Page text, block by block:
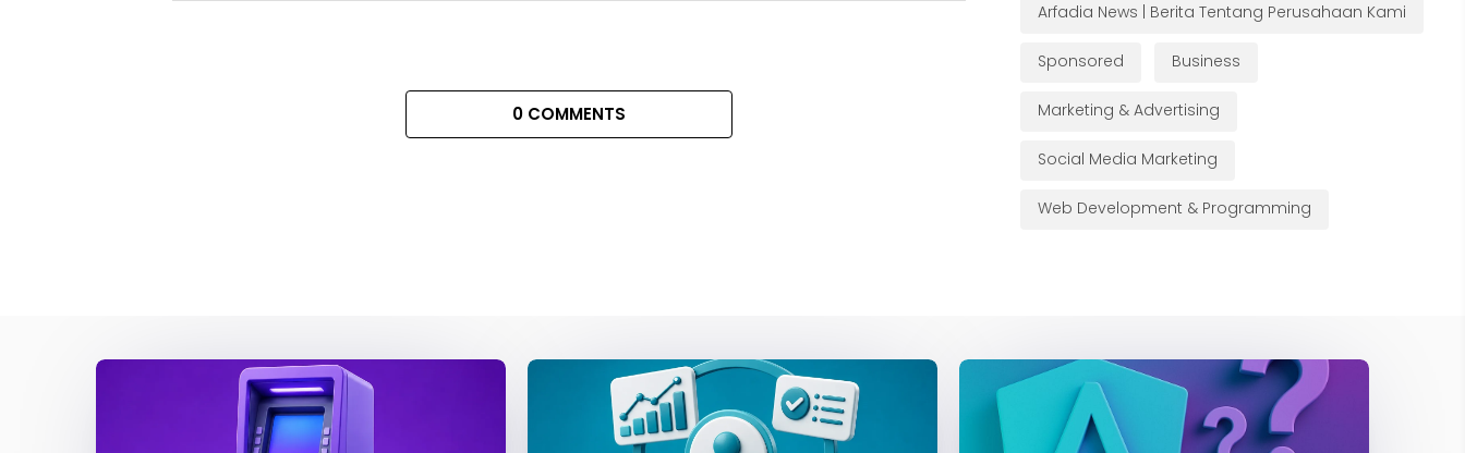
0 COMMENTS
Arfadia News | Berita Tentang Perusahaan Kami
Sponsored Business
Marketing & Advertising
Social Media Marketing
Web Development & Programming